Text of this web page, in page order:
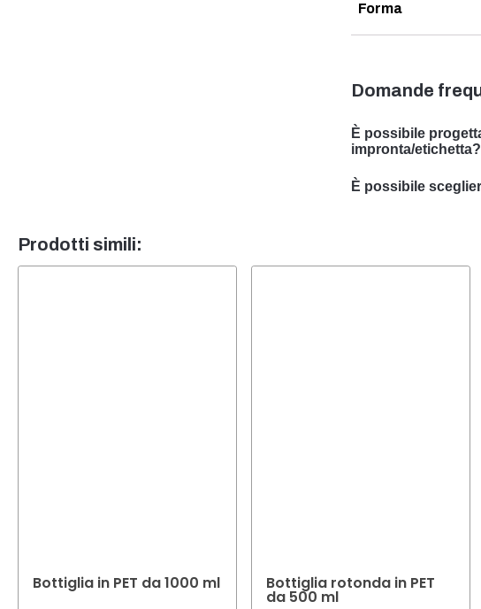
Forma
Domande
È possibile
impronta/etichetta?
è specializzato
È possibile
Prodotti simili:
Bottiglia in PET da 1000 ml Bottiglia rotonda in PET
da 500 ml